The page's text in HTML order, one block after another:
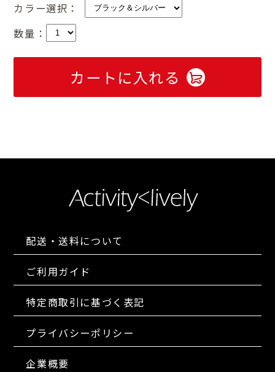
カラー選択：
数量：
カートに入れる
配送・送料について
ご利用ガイド
特定商取引に基づく表記
プライバシーポリシー
企業概要